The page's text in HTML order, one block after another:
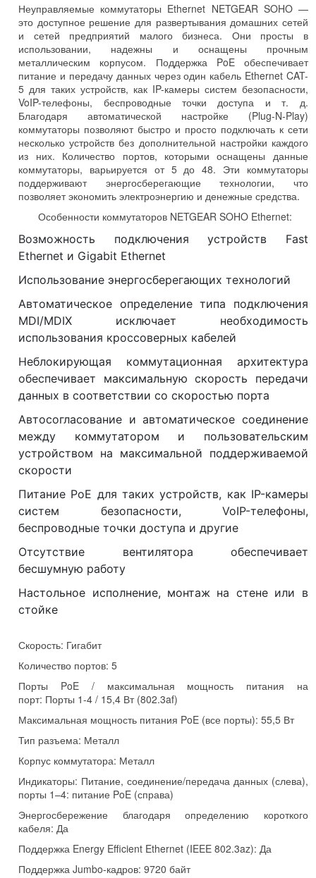
Неуправляемые коммутаторы Ethernet NETGEAR SOHO—
это доступное решение для развертывания домашних сетей
и сетей предприятий малого бизнеса. Они просты в
использовании, надежны и оснащены прочным
металлическим корпусом. Поддержка PoE обеспечивает
питание и передачу данных через один кабель Ethernet CAT-
5 для таких устройств, как IP-камеры систем безопасности,
VoIP-телефоны, беспроводные точки доступа и т. д.
Благодаря автоматической настройке (Plug-N-Play)
коммутаторы позволяют быстро и просто подключать к сети
несколько устройств без дополнительной настройки каждого
из них. Количество портов, которыми оснащены данные
коммутаторы, варьируется от 5 до 48. Эти коммутаторы
поддерживают энергосберегающие технологии, что
позволяет экономить электроэнергию и денежные средства.
Особенности коммутаторов NETGEAR SOHO Ethernet:
Возможность подключения устройств Fast
Ethernet и Gigabit Ethernet
Использование энергосберегающих технологий
Автоматическое определение типа подключения
MDI/MDIX исключает необходимость
использования кроссоверных кабелей
Неблокирующая коммутационная архитектура
обеспечивает максимальную скорость передачи
данных в соответствии со скоростью порта
Автосогласование и автоматическое соединение
между коммутатором и пользовательским
устройством на максимальной поддерживаемой
скорости
Питание PoE для таких устройств, как IP-камеры
систем безопасности, VoIP-телефоны,
беспроводные точки доступа и другие
Отсутствие вентилятора обеспечивает
бесшумную работу
Настольное исполнение, монтаж на стене или в
стойке
Скорость: Гигабит
Количество портов:5
Порты PoE / максимальная мощность питания на
порт: Порты 1-4 / 15,4 Вт (802.3af)
Максимальная мощность питания PoE (все порты):55,5 Вт
Тип разъема: Металл
Корпус коммутатора: Металл
Индикаторы: Питание, соединение/передача данных (слева),
порты 1–4: питание PoE (справа)
Энергосбережение благодаря определению короткого
кабеля: Да
Поддержка Energy Efficient Ethernet (IEEE 802.3az): Да
Поддержка Jumbo-кадров:9720 байт